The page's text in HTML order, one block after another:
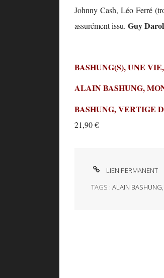
Johnny Cash, Léo Ferré
assurément issu. Guy Darol
BASHUNG(S), UNE VIE,
ALAIN BASHUNG,
BASHUNG, VERTIGE
21,90 €
LIEN PERMANENT
TAGS : ALAIN BASHUNG,